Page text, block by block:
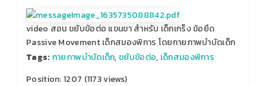
video สอน ขยับข้อต่อ แขนขา สำหรับ เด็กเกร็ง ข้อยึด
Passive Movement เด็กสมองพิการ โดยกายภาพบำบัดเด็ก
Tags: กายภาพบำบัดเด็ก, ขยับข้อต่อ, เด็กสมองพิการ
Position:1207 (1173views)